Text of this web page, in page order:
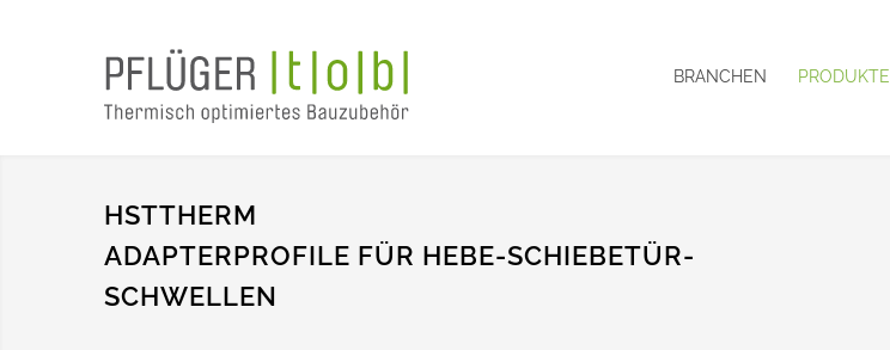
BRANCHEN PRODUKTE
HSTTHERM
ADAPTERPROFILE FÜR HEBE-SCHIEBETÜR-
SCHWELLEN